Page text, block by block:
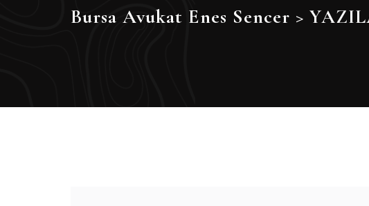
Bursa Avukat Enes Sencer >